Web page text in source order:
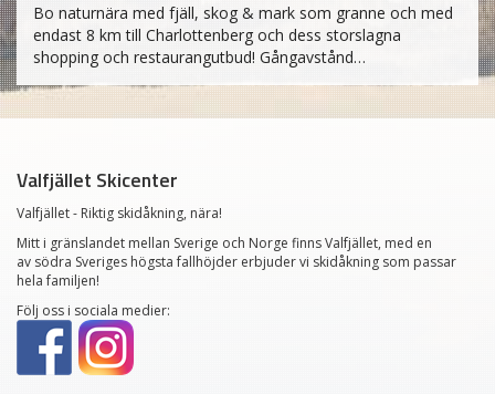
Bo naturnära med fjäll, skog & mark som granne och med
endast 8 km till Charlottenberg och dess storslagna
shopping och restaurangutbud! Gångavstånd…
Valfjället Skicenter
Valfjället - Riktig skidåkning, nära!
Mitt i gränslandet mellan Sverige och Norge finns Valfjället, med en
av södra Sveriges högsta fallhöjder erbjuder vi skidåkning som passar
hela familjen!
Följ oss i sociala medier: